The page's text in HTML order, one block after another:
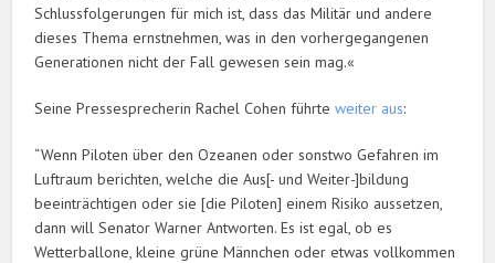
Schlussfolgerungen für mich ist, dass das Militär und andere
dieses Thema ernstnehmen, was in den vorhergegangenen
Generationen nicht der Fall gewesen sein mag.«
Seine Pressesprecherin Rachel Cohen führteweiter aus:
“Wenn Piloten über den Ozeanen oder sonstwo Gefahren im
Luftraum berichten, welche die Aus[- und Weiter-]bildung
beeinträchtigen oder sie [die Piloten] einem Risiko aussetzen,
dann will Senator Warner Antworten. Es ist egal, ob es
Wetterballone, kleine grüne Männchen oder etwas vollkommen